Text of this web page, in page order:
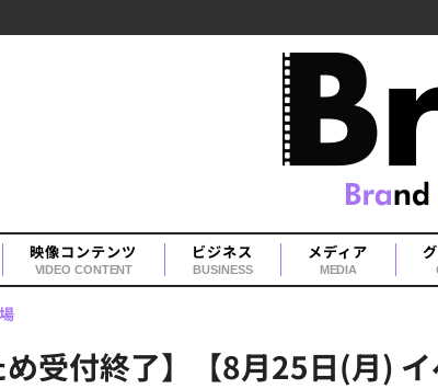
映像コンテンツ
VIDEO CONTENT
ビジネス
BUSINESS
メディア
MEDIA
め受付終了】【8月25日(月)